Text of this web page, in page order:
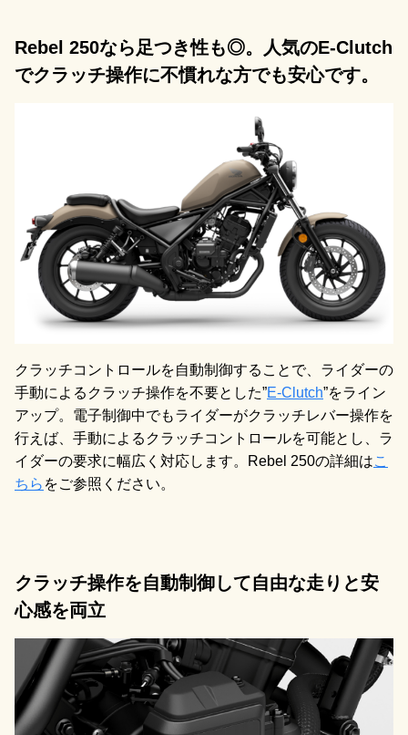
Rebel 250なら足つき性も◎。人気のE-Clutch
でクラッチ操作に不慣れな方でも安心です。
クラッチコントロールを自動制御することで、ライダーの
手動によるクラッチ操作を不要とした”E-Clutch”をライン
アップ。電子制御中でもライダーがクラッチレバー操作を
行えば、手動によるクラッチコントロールを可能とし、ラ
イダーの要求に幅広く対応します。Rebel 250の詳細はこ
ちら をご参照ください。
クラッチ操作を自動制御して自由な走りと安
心感を両立